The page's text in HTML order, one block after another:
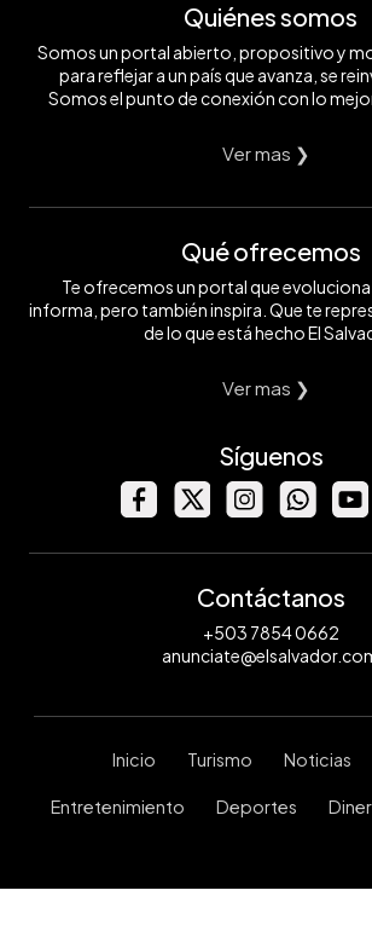
Quiénes somos
Somos un portal abierto, propositivo y
para reflejar a un país que avanza, se
Somos el punto de conexión con lo
Ver mas ❯
Qué ofrecemos
Te ofrecemos un portal que
informa, pero también inspira. Que te
de lo que está hecho El
Ver mas ❯
Síguenos
Contáctanos
+503 7854 0662
Inicio Turismo Noticias
Entretenimiento Deportes